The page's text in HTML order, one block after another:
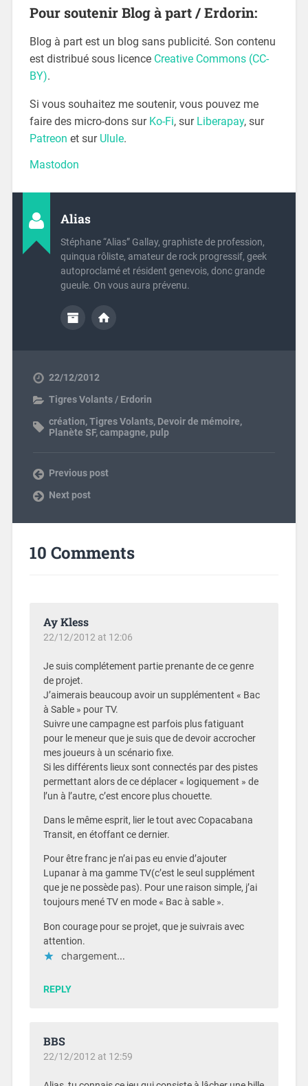
Pour soutenir Blog à part / Erdorin:
Blog à part est un blog sans publicité. Son contenu
est distribué sous licence Creative Commons (CC-
BY).
Si vous souhaitez me soutenir, vous pouvez me
faire des micro-dons sur Ko-Fi, sur Liberapay, sur
Patreon et sur Ulule.
Mastodon
Alias
Stéphane “Alias” Gallay, graphiste de profession,
quinqua rôliste, amateur de rock progressif, geek
autoproclamé et résident genevois, donc grande
gueule. On vous aura prévenu.
22/12/2012
Tigres Volants / Erdorin
création,Tigres Volants, Devoir de mémoire,
Planète SF,campagne, pulp
Previous post
Next post
10 Comments
Ay Kless
22/12/2012 at 12:06
Je suis complétement partie prenante de ce genre
de projet.
J’aimerais beaucoup avoir un supplémentent « Bac
à Sable » pour TV.
Suivre une campagne est parfois plus fatiguant
pour le meneur que je suis que de devoir accrocher
mes joueurs à un scénario fixe.
Si les différents lieux sont connectés par des pistes
permettant alors de ce déplacer « logiquement » de
l’un à l’autre, c’est encore plus chouette.
Dans le même esprit, lier le tout avec Copacabana
Transit, en étoffant ce dernier.
Pour être franc je n’ai pas eu envie d’ajouter
Lupanar à ma gamme TV(c’est le seul supplément
que je ne possède pas). Pour une raison simple, j’ai
toujours mené TV en mode « Bac à sable ».
Bon courage pour se projet, que je suivrais avec
attention.
chargement…
REPLY
BBS
22/12/2012 at 12:59